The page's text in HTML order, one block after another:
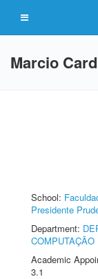
Marcio
School:
Presidente
Department:
COMPUTAÇÃO
Academic
3.1